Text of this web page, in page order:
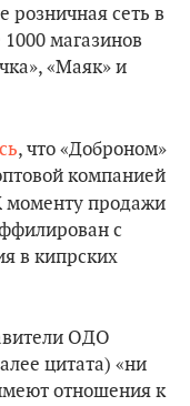
розничная сеть в
магазинов
«Маяк» и
, что «Доброном»
компанией
моменту продажи
с
в кипрских
ОДО
цитата) «ни
отношения к